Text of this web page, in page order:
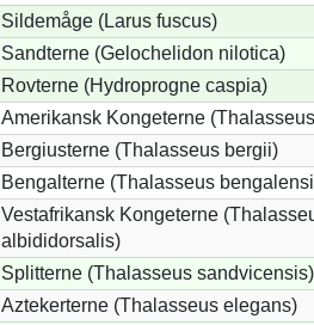
Sildemåge (Larus fuscus)
Sandterne (Gelochelidon nilotica)
Rovterne (Hydroprogne caspia)
Amerikansk Kongeterne
Bergiusterne (Thalasseus bergii)
Bengalterne (Thalasseus
Vestafrikansk Kongeterne
albididorsalis)
Splitterne (Thalasseus sandvicensis)
Aztekerterne (Thalasseus elegans)